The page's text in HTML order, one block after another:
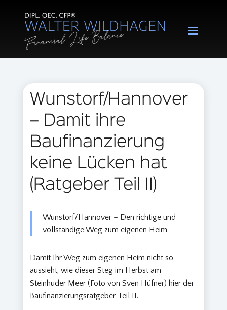
Wunstorf/Hannover
– Damit ihre
Baufinanzierung
keine Lücken hat
(Ratgeber Teil II)
Wunstorf/Hannover – Den richtige und
vollständige Weg zum eigenen Heim
Damit Ihr Weg zum eigenen Heim nicht so
aussieht, wie dieser Steg im Herbst am
Steinhuder Meer (Foto von Sven Hüfner) hier der
Baufinanzierungsratgeber Teil II.